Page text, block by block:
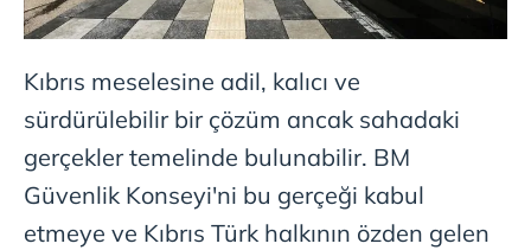
Kıbrıs meselesine adil, kalıcı ve
sürdürülebilir bir çözüm ancak sahadaki
gerçekler temelinde bulunabilir. BM
Güvenlik Konseyi'ni bu gerçeği kabul
etmeye ve Kıbrıs Türk halkının özden gelen